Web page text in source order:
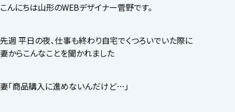
こんにちは山形のWEBデザイナー菅野です。
先週 平日の夜、仕事も終わり自宅でくつろいでいた際に
妻からこんなことを聞かれました
妻「商品購入に進めないんだけど…」